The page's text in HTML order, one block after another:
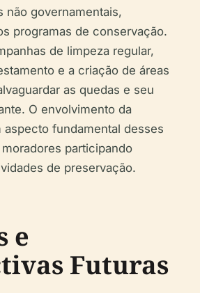
não governamentais,
programas de conservação.
de limpeza regular,
e a criação de áreas
as quedas e seu
O envolvimento da
aspecto fundamental desses
participando
de preservação.
e
Futuras